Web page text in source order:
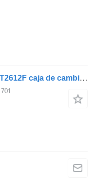
Renault AT2612F 7460150801 AT2612F caja de cambios para Renault T-520 cabeza tractora siniestrada